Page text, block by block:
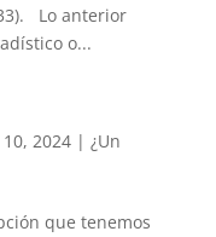
Lo anterior
o...
2024| ¿Un
que tenemos